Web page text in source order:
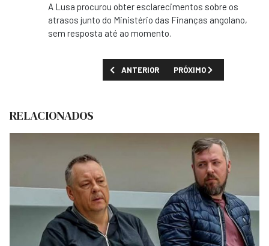
A Lusa procurou obter esclarecimentos sobre os
atrasos junto do Ministério das Finanças angolano,
sem resposta até ao momento.
ARTIGO ANTERIOR: OPOSIÇÃO ANGOLANA
ANTERIOR PRÓXIMO ARTIGO: JOÃO
PRÓXIMO
RELACIONADOS